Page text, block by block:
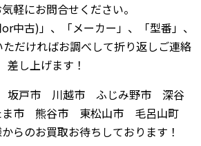
軽にお問合せください。
中古)」、「メーカー」、「型番」、
ただければお調べして折り返しご連絡
差し上げます！
坂戸市 川越市 ふじみ野市 深谷
市 熊谷市 東松山市 毛呂山町
らのお買取お待ちしております！